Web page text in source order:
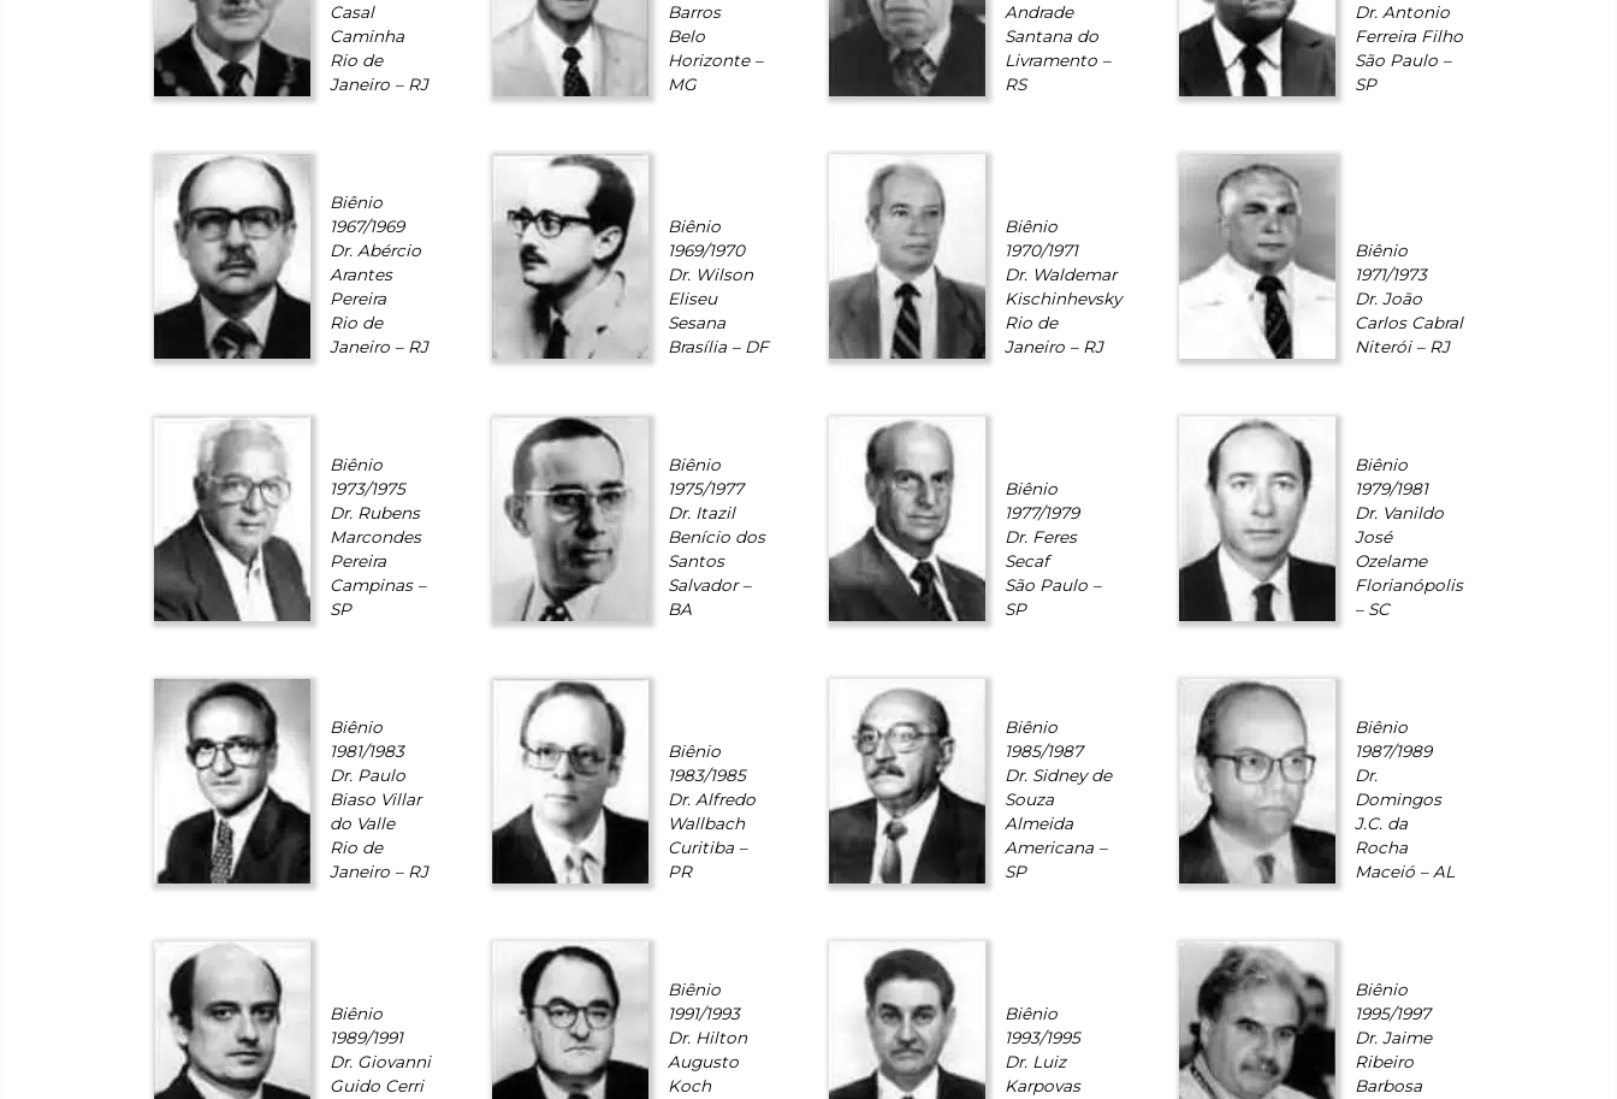
Casal
Caminha
Rio de
Janeiro – RJ
Barros
Belo
Horizonte –
MG
Andrade
Santana do
Livramento –
RS
Dr. Antonio
Ferreira Filho
São Paulo –
SP
Biênio
1967/1969
Dr. Abércio
Arantes
Pereira
Rio de
Janeiro – RJ
Biênio
1969/1970
Dr. Wilson
Eliseu
Sesana
Brasília – DF
Biênio
1970/1971
Dr. Waldemar
Kischinhevsky
Rio de
Janeiro – RJ
Biênio
1971/1973
Dr. João
Carlos Cabral
Niterói – RJ
Biênio
1973/1975
Dr. Rubens
Marcondes
Pereira
Campinas –
SP
Biênio
1975/1977
Dr. Itazil
Benício dos
Santos
Salvador –
BA
Biênio
1977/1979
Dr. Feres
Secaf
São Paulo –
SP
Biênio
1979/1981
Dr. Vanildo
José
Ozelame
Florianópolis
– SC
Biênio
1981/1983
Dr. Paulo
Biaso Villar
do Valle
Rio de
Janeiro – RJ
Biênio
1983/1985
Dr. Alfredo
Wallbach
Curitiba –
PR
Biênio
1985/1987
Dr. Sidney de
Souza
Almeida
Americana –
SP
Biênio
1987/1989
Dr.
Domingos
J.C. da
Rocha
Maceió – AL
Biênio
1989/1991
Dr. Giovanni
Guido Cerri
Biênio
1991/1993
Dr. Hilton
Augusto
Koch
Biênio
1993/1995
Dr. Luiz
Karpovas
Biênio
1995/1997
Dr. Jaime
Ribeiro
Barbosa